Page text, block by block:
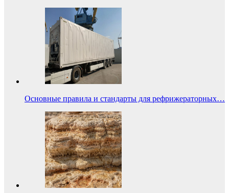
Основные правила и стандарты для рефрижераторных…